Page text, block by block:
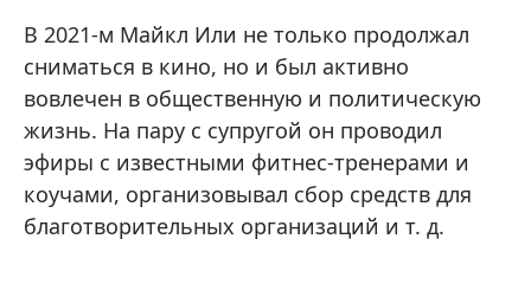
В 2021-м Майкл Или не только продолжал
сниматься в кино, но и был активно
вовлечен в общественную и политическую
жизнь. На пару с супругой он проводил
эфиры с известными фитнес-тренерами и
коучами, организовывал сбор средств для
благотворительных организаций и т. д.